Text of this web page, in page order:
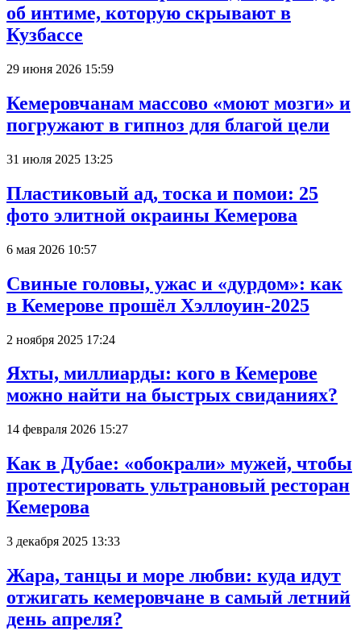
об интиме, которую скрывают в
Кузбассе
29 июня 2026 15:59
Кемеровчанам массово «моют мозги» и
погружают в гипноз для благой цели
31 июля 2025 13:25
Пластиковый ад, тоска и помои: 25
фото элитной окраины Кемерова
6 мая 2026 10:57
Свиные головы, ужас и «дурдом»: как
в Кемерове прошёл Хэллоуин-2025
2 ноября 2025 17:24
Яхты, миллиарды: кого в Кемерове
можно найти на быстрых свиданиях?
14 февраля 2026 15:27
Как в Дубае: «обокрали» мужей, чтобы
протестировать ультрановый ресторан
Кемерова
3 декабря 2025 13:33
Жара, танцы и море любви: куда идут
отжигать кемеровчане в самый летний
день апреля?